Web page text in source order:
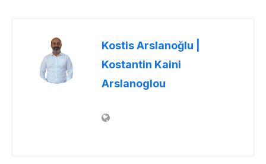
Kostis Arslanoğlu |
Kostantin Kaini
Arslanoglou